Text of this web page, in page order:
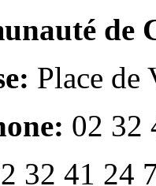
de
Place de
02 32
32 41 24